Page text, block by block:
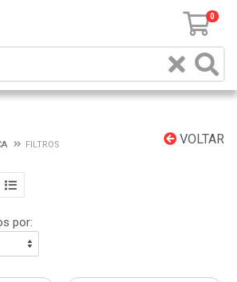
0
VOLTAR
FILTROS
por: